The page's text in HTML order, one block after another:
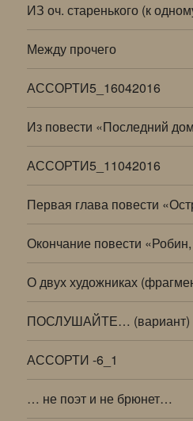
ИЗ оч. старенького (к
Между прочего
АССОРТИ5_16042016
Из повести «Последний
АССОРТИ5_11042016
Первая глава повести
Окончание повести
О двух художниках
ПОСЛУШАЙТЕ… (вариант)
АССОРТИ -6_1
… не поэт и не брюнет…